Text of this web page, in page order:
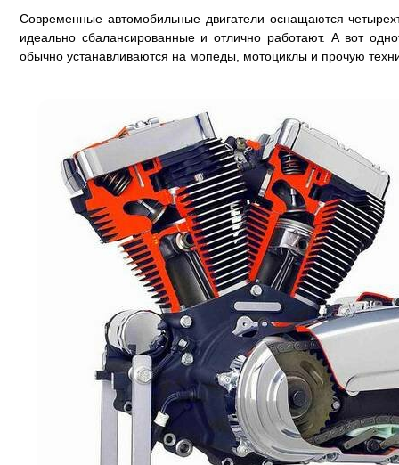
Современные автомобильные двигатели оснащаются
идеально сбалансированные и отлично работают. А вот
обычно устанавливаются на мопеды, мотоциклы и прочую